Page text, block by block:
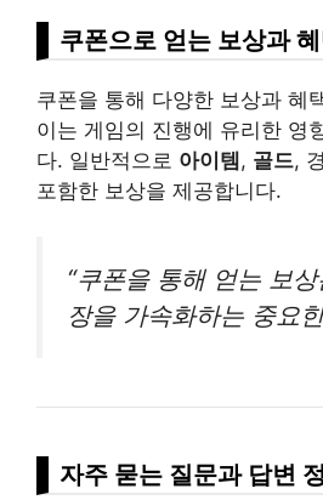
쿠폰으로 얻는 보상과
쿠폰을 통해 다양한 보상과 혜
이는 게임의 진행에 유리한 영
다. 일반적으로 아이템, 골드,
포함한 보상을 제공합니다.
“쿠폰을 통해 얻는 보
장을 가속화하는 중요
자주 묻는 질문과 답변